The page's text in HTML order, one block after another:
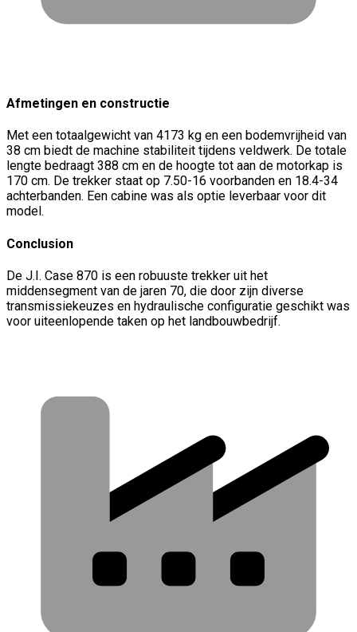
Afmetingen en constructie
Met een totaalgewicht van 4173 kg en een bodemvrijheid van
38 cm biedt de machine stabiliteit tijdens veldwerk. De totale
lengte bedraagt 388 cm en de hoogte tot aan de motorkap is
170 cm. De trekker staat op 7.50-16 voorbanden en 18.4-34
achterbanden. Een cabine was als optie leverbaar voor dit
model.
Conclusion
De J.I. Case 870 is een robuuste trekker uit het
middensegment van de jaren 70, die door zijn diverse
transmissiekeuzes en hydraulische configuratie geschikt was
voor uiteenlopende taken op het landbouwbedrijf.